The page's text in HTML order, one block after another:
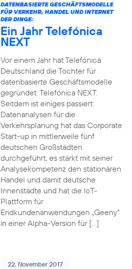
DATENBASIERTE GESCHÄFTSMODELLE
FÜR VERKEHR, HANDEL UND INTERNET
DER DINGE:
Ein Jahr Telefónica
NEXT
Vor einem Jahr hat Telefónica
Deutschland die Tochter für
datenbasierte Geschäftsmodelle
gegründet: Telefónica NEXT.
Seitdem ist einiges passiert:
Datenanalysen für die
Verkehrsplanung hat das Corporate
Start-up in mittlerweile fünf
deutschen Großstädten
durchgeführt, es stärkt mit seiner
Analysekompetenz den stationären
Handel und damit deutsche
Innenstädte und hat die IoT-
Plattform für
Endkundenanwendungen „Geeny“
in einer Alpha-Version für […]
22. November 2017